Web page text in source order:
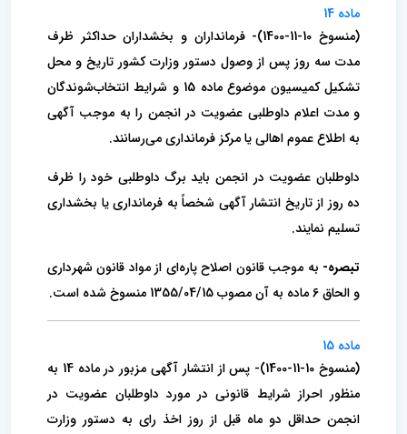
ماده 14
(منسوخ 10-11-1400)- فرمانداران و بخشداران حداکثر ظرف
مدت سه روز پس از وصول دستور وزارت کشور تاریخ و محل
تشکیل کمیسیون موضوع ماده 15 و‌ شرایط انتخاب‌شوندگان
و مدت اعلام داوطلبی عضویت در انجمن را به موجب آگهی
به اطلاع عموم اهالی یا مرکز فرمانداری می‌رسانند.
‌داوطلبان عضویت در انجمن باید برگ داوطلبی خود را ظرف
ده روز از تاریخ انتشار آگهی شخصاً به فرمانداری یا بخشداری
تسلیم نمایند.
تبصره- به موجب قانون اصلاح پاره‌ای از مواد قانون شهرداری
و الحاق 6 ماده به آن مصوب 1355/04/15 منسوخ شده است.
ماده 15
(منسوخ 10-11-1400)- پس از انتشار آگهی مزبور در ماده 14 به
منظور احراز شرایط قانونی در مورد داوطلبان عضویت در
انجمن حداقل دو ماه قبل از روز اخذ رای به دستور وزارت